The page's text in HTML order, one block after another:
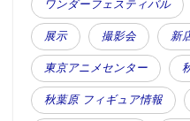
ワンダーフェスティバル
展示 撮影会 新
東京アニメセンター
秋葉原 フィギュア情報